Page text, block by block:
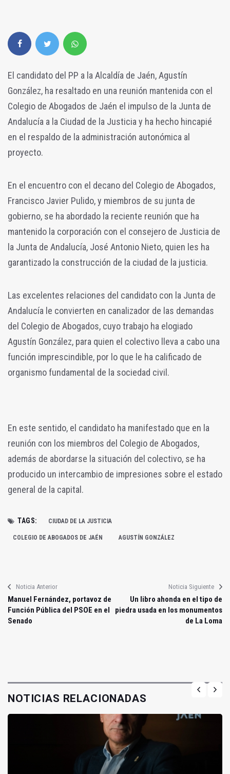
El candidato del PP a la Alcaldía de Jaén, Agustín
González, ha resaltado en una reunión mantenida con el
Colegio de Abogados de Jaén el impulso de la Junta de
Andalucía a la Ciudad de la Justicia y ha hecho hincapié
en el respaldo de la administración autonómica al
proyecto.
En el encuentro con el decano del Colegio de Abogados,
Francisco Javier Pulido, y miembros de su junta de
gobierno, se ha abordado la reciente reunión que ha
mantenido la corporación con el consejero de Justicia de
la Junta de Andalucía, José Antonio Nieto, quien les ha
garantizado la construcción de la ciudad de la justicia.
Las excelentes relaciones del candidato con la Junta de
Andalucía le convierten en canalizador de las demandas
del Colegio de Abogados, cuyo trabajo ha elogiado
Agustín González, para quien el colectivo lleva a cabo una
función imprescindible, por lo que le ha calificado de
organismo fundamental de la sociedad civil.
En este sentido, el candidato ha manifestado que en la
reunión con los miembros del Colegio de Abogados,
además de abordarse la situación del colectivo, se ha
producido un intercambio de impresiones sobre el estado
general de la capital.
TAGS: CIUDAD DE LA JUSTICIA
COLEGIO DE ABOGADOS DE JAÉN AGUSTÍN GONZÁLEZ
Noticia Anterior
Manuel Fernández, portavoz de
Función Pública del PSOE en el
Senado
Noticia Siguiente
Un libro ahonda en el tipo de
piedra usada en los monumentos
de La Loma
NOTICIAS RELACIONADAS